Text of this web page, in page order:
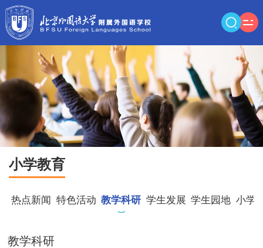
小学教育
热点新闻 特色活动 教学科研 学生发展 学生园地 小学
教学科研